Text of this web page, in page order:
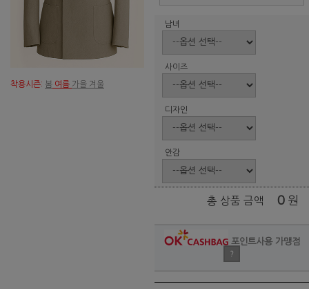
착용시즌: 봄 여름 가을 겨울
남녀
사이즈
디자인
안감
총 상품 금액 0 원
포인트사용 가맹점
?